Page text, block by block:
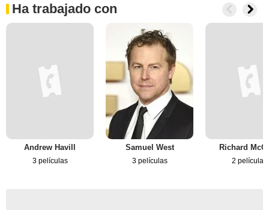
Ha trabajado con
Andrew Havill
3 películas
Samuel West
3 películas
Richard
2 películas